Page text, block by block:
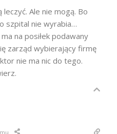
Ale nie mogą. Bo
szpital nie wyrabia…
na posiłek podawany
zarząd wybierający firmę
nie ma nic do tego.